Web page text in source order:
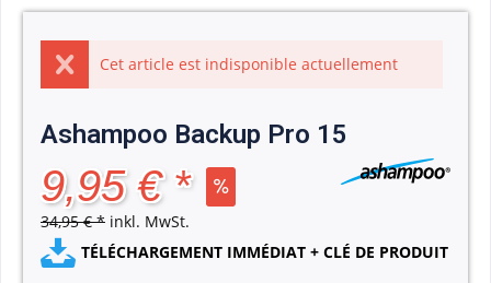
Cet article est indisponible actuellement
Ashampoo Backup Pro 15
9,95 € *
34,95 € * inkl. MwSt.
TÉLÉCHARGEMENT IMMÉDIAT + CLÉ DE PRODUIT